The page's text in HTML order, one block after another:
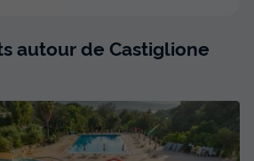
autour de Castiglione